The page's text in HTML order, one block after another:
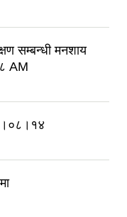
सम्बन्धी मनशाय
AM